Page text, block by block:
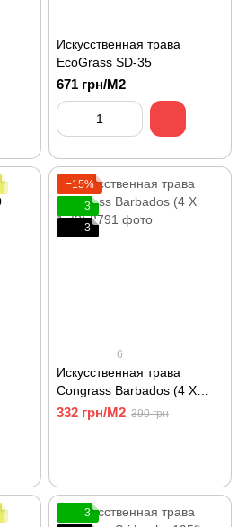
Искусственная трава
EcoGrass SD-35
671 грн/М2
−15%
3
3
6
Искусственная трава
Congrass Barbados (4 Х
1,72)
332 грн/М2 390 грн
3